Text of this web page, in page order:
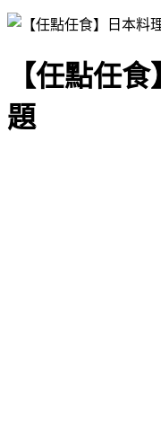
【任點任
題